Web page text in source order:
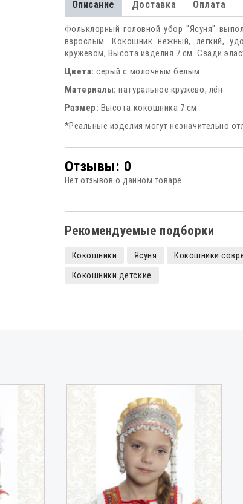
Описание Доставка Оплата
Фольклорный головной убор "Ясуня"
взрослым. Кокошник нежный, легкий,
кружевом, Высота изделия 7 см. Сзади
Цвета: серый с молочным белым.
Материалы:натуральное кружево, лён
Размер: Высота кокошника 7 см
*Реальные изделия могут незначительно
Отзывы: 0
Нет отзывов о данном товаре.
Рекомендуемые подборки
Кокошники Ясуня Кокошники
Кокошники детские